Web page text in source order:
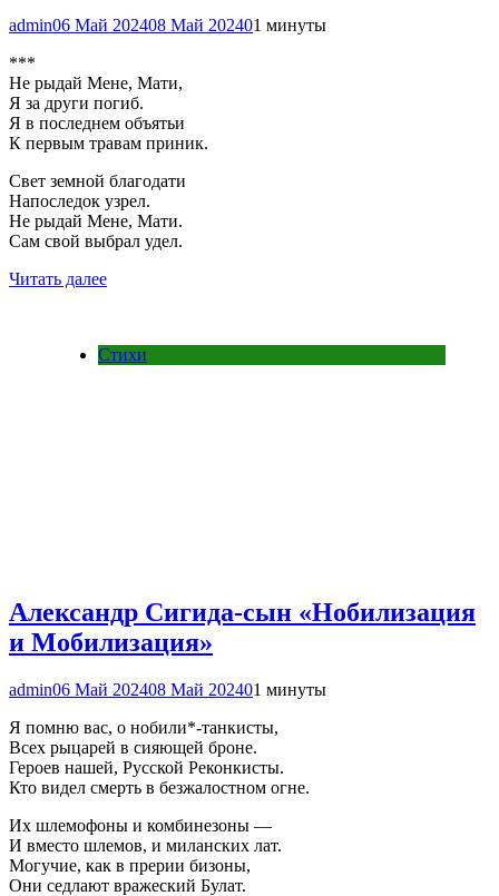
admin06 Май 202408 Май 202401 минуты
***
Не рыдай Мене, Мати,
Я за други погиб.
Я в последнем объятьи
К первым травам приник.
Свет земной благодати
Напоследок узрел.
Не рыдай Мене, Мати.
Сам свой выбрал удел.
Читать далее
Стихи
Александр Сигида-сын «Нобилизация
и Мобилизация»
admin06 Май 202408 Май 202401 минуты
Я помню вас, о нобили*-танкисты,
Всех рыцарей в сияющей броне.
Героев нашей, Русской Реконкисты.
Кто видел смерть в безжалостном огне.
Их шлемофоны и комбинезоны —
И вместо шлемов, и миланских лат.
Могучие, как в прерии бизоны,
Они седлают вражеский Булат.